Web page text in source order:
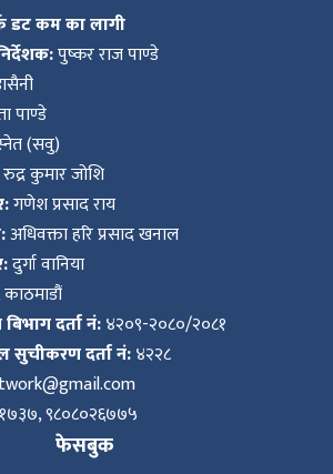
डट कम का लागी
पुष्कर राज पाण्डे
पाण्डे
(सवु)
रुद्र कुमार जोशि
गणेश प्रसाद राय
अधिवक्ता हरि प्रसाद खनाल
दुर्गा वानिया
दर्ता नं:४२०९-२०८०/२०८१
सुचीकरण दर्ता नं:४२२८
९८०८०२६७७५
फेसबुक